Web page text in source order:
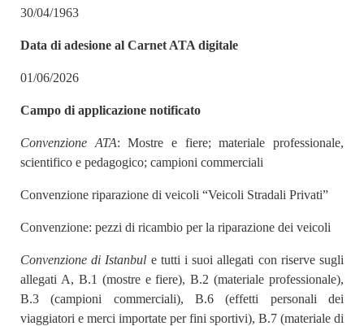
30/04/1963
Data di adesione al Carnet ATA digitale
01/06/2026
Campo di applicazione notificato
Convenzione ATA: Mostre e fiere; materiale professionale,
scientifico e pedagogico; campioni commerciali
Convenzione riparazione di veicoli “Veicoli Stradali Privati”
Convenzione: pezzi di ricambio per la riparazione dei veicoli
Convenzione di Istanbul e tutti i suoi allegati con riserve sugli
allegati A, B.1 (mostre e fiere), B.2 (materiale professionale),
B.3 (campioni commerciali), B.6 (effetti personali dei
viaggiatori e merci importate per fini sportivi), B.7 (materiale di